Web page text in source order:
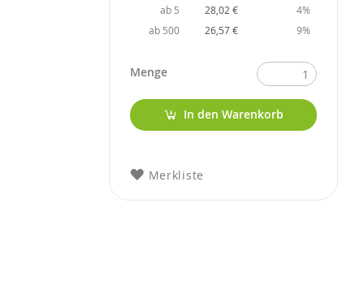
ab 5 28,02 €
4%
ab 500
26,57 € 9%
Menge
In den Warenkorb
Merkliste